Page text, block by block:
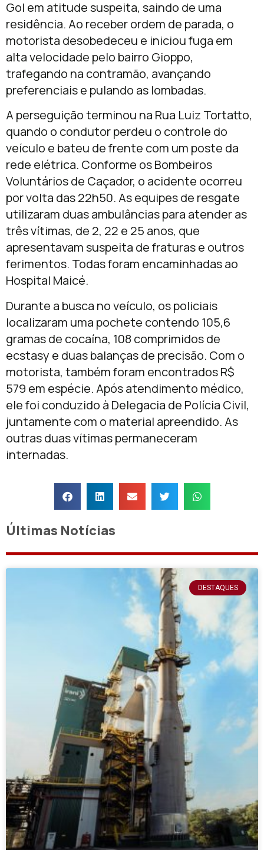
Gol em atitude suspeita, saindo de uma
residência. Ao receber ordem de parada, o
motorista desobedeceu e iniciou fuga em
alta velocidade pelo bairro Gioppo,
trafegando na contramão, avançando
preferenciais e pulando as lombadas.
A perseguição terminou na Rua Luiz Tortatto,
quando o condutor perdeu o controle do
veículo e bateu de frente com um poste da
rede elétrica. Conforme os Bombeiros
Voluntários de Caçador, o acidente ocorreu
por volta das 22h50. As equipes de resgate
utilizaram duas ambulâncias para atender as
três vítimas, de 2, 22 e 25 anos, que
apresentavam suspeita de fraturas e outros
ferimentos. Todas foram encaminhadas ao
Hospital Maicé.
Durante a busca no veículo, os policiais
localizaram uma pochete contendo 105,6
gramas de cocaína, 108 comprimidos de
ecstasy e duas balanças de precisão. Com o
motorista, também foram encontrados R$
579 em espécie. Após atendimento médico,
ele foi conduzido à Delegacia de Polícia Civil,
juntamente com o material apreendido. As
outras duas vítimas permaneceram
internadas.
Últimas Notícias
DESTAQUES